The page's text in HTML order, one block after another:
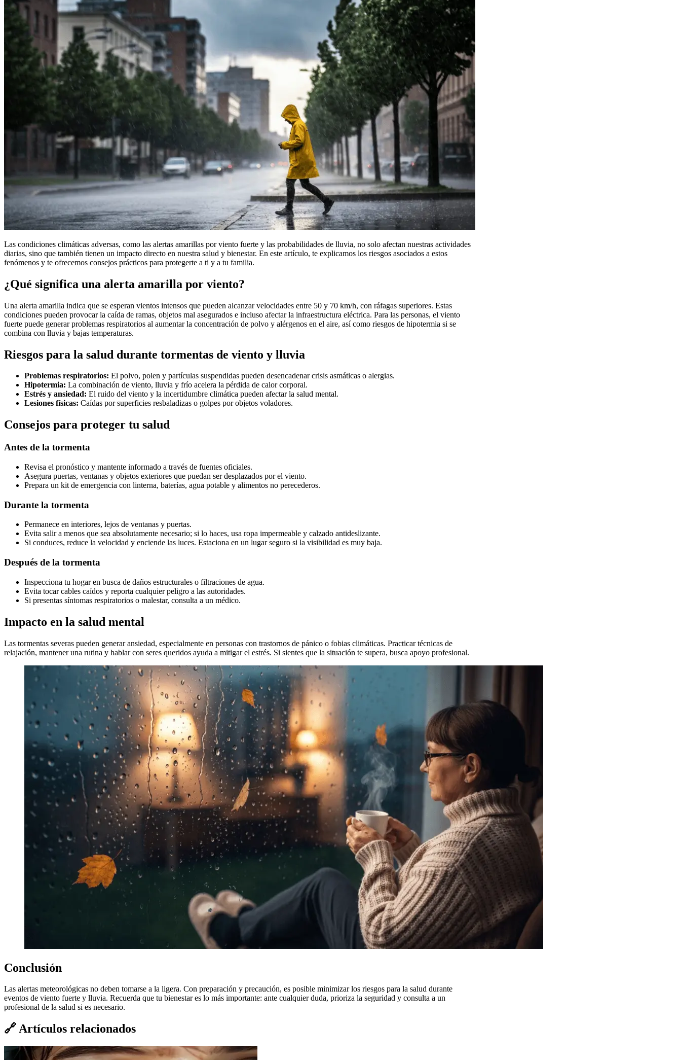
Las condiciones climáticas adversas, como las alertas amarillas por viento fuerte y las probabilidades de lluvia, no solo afectan nuestras actividades
diarias, sino que también tienen un impacto directo en nuestra salud y bienestar. En este artículo, te explicamos los riesgos asociados a estos
fenómenos y te ofrecemos consejos prácticos para protegerte a ti y a tu familia.
¿Qué significa una alerta amarilla por viento?
Una alerta amarilla indica que se esperan vientos intensos que pueden alcanzar velocidades entre 50 y 70 km/h, con ráfagas superiores. Estas
condiciones pueden provocar la caída de ramas, objetos mal asegurados e incluso afectar la infraestructura eléctrica. Para las personas, el viento
fuerte puede generar problemas respiratorios al aumentar la concentración de polvo y alérgenos en el aire, así como riesgos de hipotermia si se
combina con lluvia y bajas temperaturas.
Riesgos para la salud durante tormentas de viento y lluvia
Problemas respiratorios: El polvo, polen y partículas suspendidas pueden desencadenar crisis asmáticas o alergias.
Hipotermia: La combinación de viento, lluvia y frío acelera la pérdida de calor corporal.
Estrés y ansiedad: El ruido del viento y la incertidumbre climática pueden afectar la salud mental.
Lesiones físicas: Caídas por superficies resbaladizas o golpes por objetos voladores.
Consejos para proteger tu salud
Antes de la tormenta
Revisa el pronóstico y mantente informado a través de fuentes oficiales.
Asegura puertas, ventanas y objetos exteriores que puedan ser desplazados por el viento.
Prepara un kit de emergencia con linterna, baterías, agua potable y alimentos no perecederos.
Durante la tormenta
Permanece en interiores, lejos de ventanas y puertas.
Evita salir a menos que sea absolutamente necesario; si lo haces, usa ropa impermeable y calzado antideslizante.
Si conduces, reduce la velocidad y enciende las luces. Estaciona en un lugar seguro si la visibilidad es muy baja.
Después de la tormenta
Inspecciona tu hogar en busca de daños estructurales o filtraciones de agua.
Evita tocar cables caídos y reporta cualquier peligro a las autoridades.
Si presentas síntomas respiratorios o malestar, consulta a un médico.
Impacto en la salud mental
Las tormentas severas pueden generar ansiedad, especialmente en personas con trastornos de pánico o fobias climáticas. Practicar técnicas de
relajación, mantener una rutina y hablar con seres queridos ayuda a mitigar el estrés. Si sientes que la situación te supera, busca apoyo profesional.
Conclusión
Las alertas meteorológicas no deben tomarse a la ligera. Con preparación y precaución, es posible minimizar los riesgos para la salud durante
eventos de viento fuerte y lluvia. Recuerda que tu bienestar es lo más importante: ante cualquier duda, prioriza la seguridad y consulta a un
profesional de la salud si es necesario.
🔗Artículos relacionados